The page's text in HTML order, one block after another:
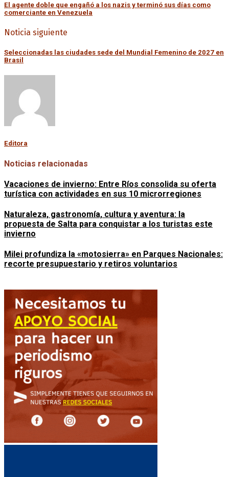
El agente doble que engañó a los nazis y terminó sus días como
comerciante en Venezuela
Noticia siguiente
Seleccionadas las ciudades sede del Mundial Femenino de 2027 en
Brasil
Editora
Noticias relacionadas
Vacaciones de invierno: Entre Ríos consolida su oferta
turística con actividades en sus 10 microrregiones
Naturaleza, gastronomía, cultura y aventura: la
propuesta de Salta para conquistar a los turistas este
invierno
Milei profundiza la «motosierra» en Parques Nacionales:
recorte presupuestario y retiros voluntarios